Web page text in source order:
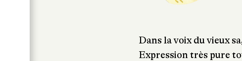
Dans la voix du vieux
Expression très pure